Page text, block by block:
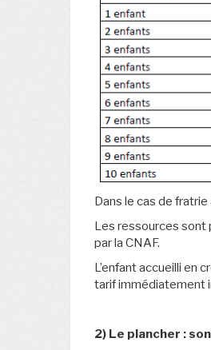
Dans le cas de
Les ressources sont
par la CNAF.
L’enfant accueilli en
tarif immédiatement
2) Le plancher :